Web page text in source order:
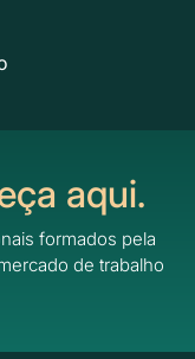
aqui.
formados pela
de trabalho